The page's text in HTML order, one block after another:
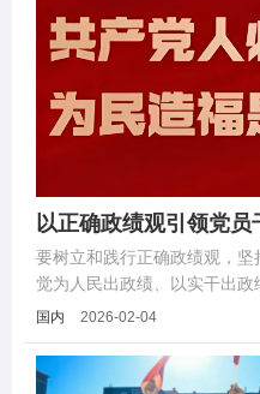
以正确政绩观引领党
要树立和践行正确政绩观，
觉为人民出政绩、以实干出政
国内 2026-02-04